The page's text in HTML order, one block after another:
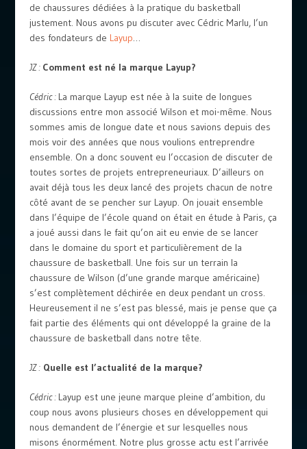
de chaussures dédiées à la pratique du basketball
justement. Nous avons pu discuter avec Cédric Marlu, l’un
des fondateurs de Layup…
JZ : Comment est né la marque Layup?
Cédric : La marque Layup est née à la suite de longues
discussions entre mon associé Wilson et moi-même. Nous
sommes amis de longue date et nous savions depuis des
mois voir des années que nous voulions entreprendre
ensemble. On a donc souvent eu l’occasion de discuter de
toutes sortes de projets entrepreneuriaux. D’ailleurs on
avait déjà tous les deux lancé des projets chacun de notre
côté avant de se pencher sur Layup. On jouait ensemble
dans l’équipe de l’école quand on était en étude à Paris, ça
a joué aussi dans le fait qu’on ait eu envie de se lancer
dans le domaine du sport et particulièrement de la
chaussure de basketball. Une fois sur un terrain la
chaussure de Wilson (d’une grande marque américaine)
s’est complètement déchirée en deux pendant un cross.
Heureusement il ne s’est pas blessé, mais je pense que ça
fait partie des éléments qui ont développé la graine de la
chaussure de basketball dans notre tête.
JZ : Quelle est l’actualité de la marque?
Cédric : Layup est une jeune marque pleine d’ambition, du
coup nous avons plusieurs choses en développement qui
nous demandent de l’énergie et sur lesquelles nous
misons énormément. Notre plus grosse actu est l’arrivée